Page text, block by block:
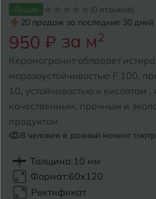
Акция
(0 отзывов)
20 продаж за последние 30 дней
950 ₽ за м2
Керамогранит обладает
морозоустойчивостью F 100,
10, устойчивостью к кислотам ,
качественным, прочным и
продуктом.
8 человек в данный момент
Толщина:10 мм
Формат:60x120
Ректификат
Анапа
Армавир
Б
Белгород
Белореченск
Брянск
Бугульма
Р